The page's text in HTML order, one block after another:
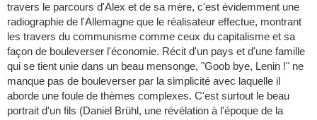
travers le parcours d'Alex et de sa mère, c'est évidemment une
radiographie de l'Allemagne que le réalisateur effectue, montrant
les travers du communisme comme ceux du capitalisme et sa
façon de bouleverser l'économie. Récit d'un pays et d'une famille
qui se tient unie dans un beau mensonge, "Goob bye, Lenin !" ne
manque pas de bouleverser par la simplicité avec laquelle il
aborde une foule de thèmes complexes. C'est surtout le beau
portrait d'un fils (Daniel Brühl, une révélation à l'époque de la